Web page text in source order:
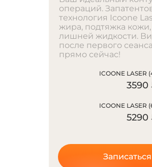
операций.
технология Icoone
жира, подтяжка
лишней жидкости.
после первого
прямо сейчас!
ICOONE
3590
ICOONE
5290
Записаться